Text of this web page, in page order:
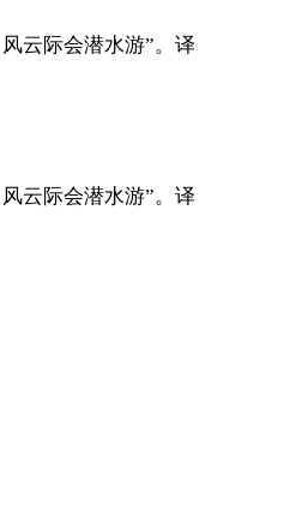
云际会潜水游”。译
云际会潜水游”。译